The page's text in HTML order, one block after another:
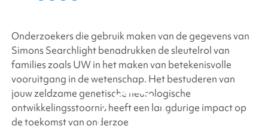
Share
facebook
Share
x
twitter
Share
linkedin
Copy
page
link
Onderzoekers die gebruik maken van de gegevens van
Simons Searchlightbenadrukken de sleutelrol van
families zoals UW in het maken van betekenisvolle
vooruitgang in de wetenschap. Het bestuderen van
jouw zeldzame genetische neurologische
ontwikkelingsstoornis heeft een langdurige impact op
de toekomst van onderzoek.